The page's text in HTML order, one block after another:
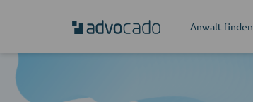
Anwalt finden